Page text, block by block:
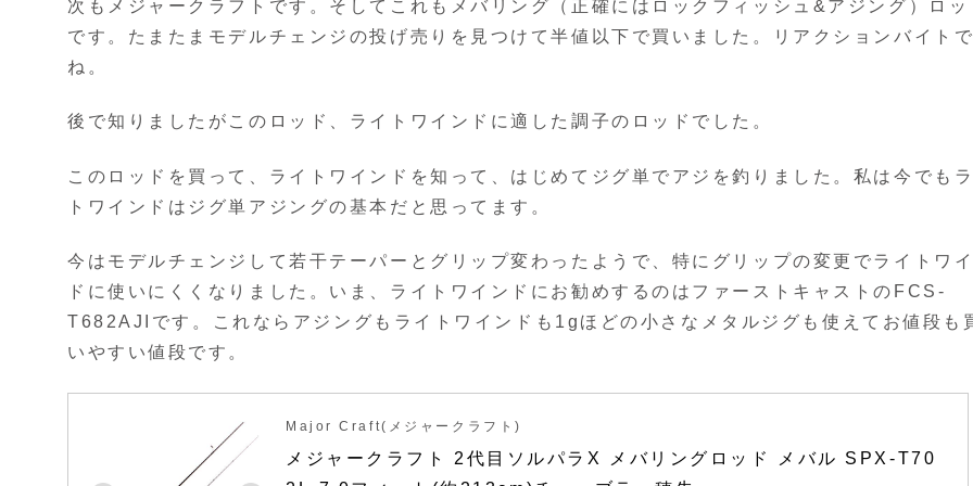
次もメジャークラフトです。そしてこれもメバリング（正確にはロックフィッシュ&アジング）ロッ
です。たまたまモデルチェンジの投げ売りを見つけて半値以下で買いました。リアクションバイト
ね。
後で知りましたがこのロッド、ライトワインドに適した調子のロッドでした。
このロッドを買って、ライトワインドを知って、はじめてジグ単でアジを釣りました。私は今でもラ
トワインドはジグ単アジングの基本だと思ってます。
今はモデルチェンジして若干テーパーとグリップ変わったようで、特にグリップの変更でライトワ
ドに使いにくくなりました。いま、ライトワインドにお勧めするのはファーストキャストのFCS-
T682AJIです。これならアジングもライトワインドも1gほどの小さなメタルジグも使えてお値段も
いやすい値段です。
Major Craft(メジャークラフト)
メジャークラフト 2代目ソルパラX メバリングロッド メバル SPX-T70